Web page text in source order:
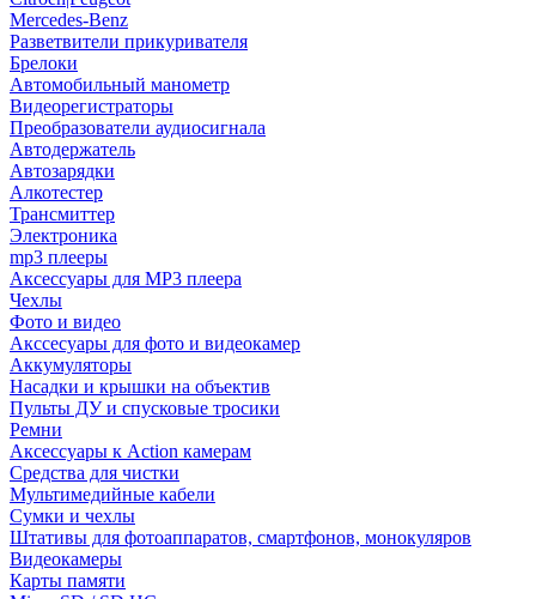
Mercedes-Benz
Разветвители прикуривателя
Брелоки
Автомобильный манометр
Видеорегистраторы
Преобразователи аудиосигнала
Автодержатель
Автозарядки
Алкотестер
Трансмиттер
Электроника
mp3 плееры
Аксессуары для MP3 плеера
Чехлы
Фото и видео
Акссесуары для фото и видеокамер
Аккумуляторы
Насадки и крышки на объектив
Пульты ДУ и спусковые тросики
Ремни
Аксессуары к Action камерам
Средства для чистки
Мультимедийные кабели
Сумки и чехлы
Штативы для фотоаппаратов, смартфонов, монокуляров
Видеокамеры
Карты памяти